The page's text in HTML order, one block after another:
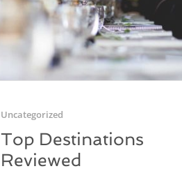
Uncategorized
Top Destinations
Reviewed